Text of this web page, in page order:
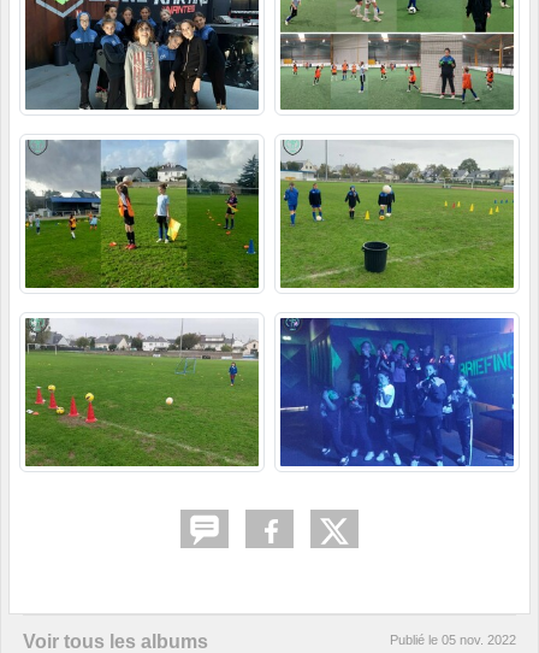
Voir tous les albums
Publié le 05 nov. 2022